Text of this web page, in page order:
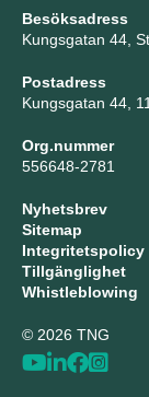
Besöksadress
Kungsgatan 44,
Postadress
Kungsgatan 44,
Org.nummer
556648-2781
Nyhetsbrev
Sitemap
Integritetspolicy
Tillgänglighet
Whistleblowing
© 2026 TNG